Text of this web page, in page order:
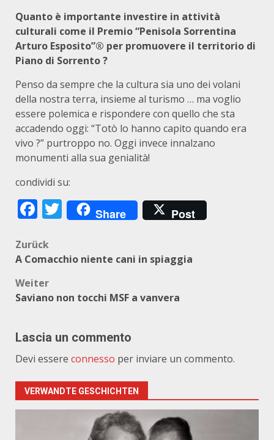
Quanto è importante investire in attività
culturali come il Premio “Penisola Sorrentina
Arturo Esposito”® per promuovere il territorio di
Piano di Sorrento ?
Penso da sempre che la cultura sia uno dei volani
della nostra terra, insieme al turismo … ma voglio
essere polemica e rispondere con quello che sta
accadendo oggi: “Totò lo hanno capito quando era
vivo ?” purtroppo no. Oggi invece innalzano
monumenti alla sua genialità!
condividi su:
Facebook
Twitter
Share Post
Beitragsnavigation
Zurück
A Comacchio niente cani in spiaggia
Weiter
Saviano non tocchi MSF a vanvera
Lascia un commento
Devi essere connesso per inviare un commento.
VERWANDTE GESCHICHTEN